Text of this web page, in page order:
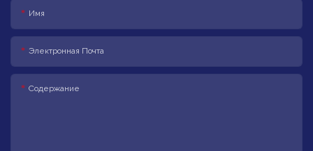
Имя
Электронная Почта
Содержание